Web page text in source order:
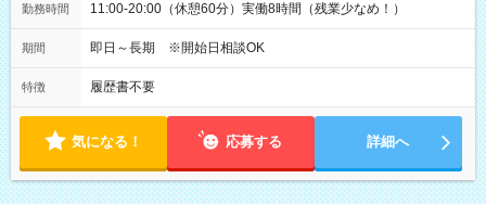
勤務時間 11:00-20:00（休憩60分）実働8時間（残業少なめ！）
期間 即日～長期 ※開始日相談OK
特徴 履歴書不要
気になる！ 応募する 詳細へ